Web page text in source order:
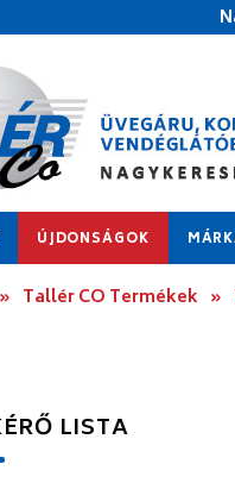
ÚJDONSÁGOK
» Tallér CO Termékek »
LISTA